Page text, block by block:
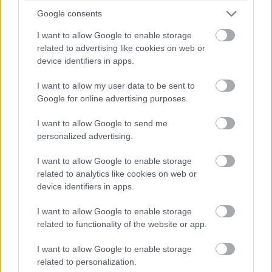
Google consents
I want to allow Google to enable storage
related to advertising like cookies on web or
device identifiers in apps.
I want to allow my user data to be sent to
Google for online advertising purposes.
I want to allow Google to send me
personalized advertising.
I want to allow Google to enable storage
related to analytics like cookies on web or
device identifiers in apps.
I want to allow Google to enable storage
related to functionality of the website or app.
I want to allow Google to enable storage
related to personalization.
Még mindig nem tudni semmitaz Aquaman
folytatásáról, hiszen sem a történet részletei, sem
internetre. Annyi viszont biztos, hogy jól haladnak a
munkálatokkal a Warnernél. A főszereplő Arthur
Curry/Aquamant alakító Jason Momoa nemrég egy
videóban ugyanis bejelentette, hogy több mint öt
forgatása.
Its official!#Aquaman
— The Aquaverse 🔱 (@AquamanUniverse)
December 9,